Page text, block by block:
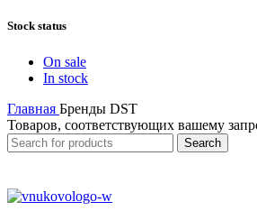
Stock status
On sale
In stock
Главная Бренды DST
Товаров, соответствующих вашему
Search